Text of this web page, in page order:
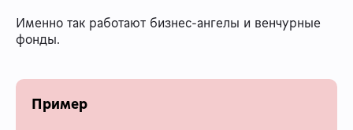
Именно так работают бизнес-ангелы и венчурные
фонды.
Пример